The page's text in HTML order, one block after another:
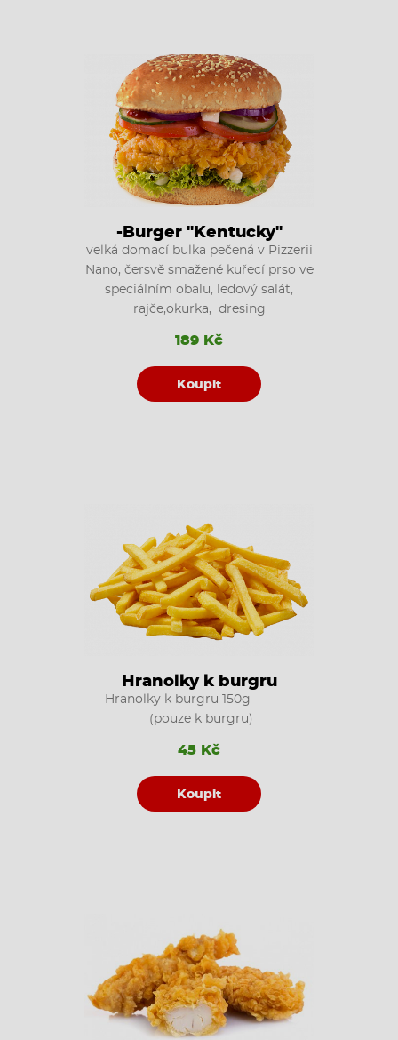
-Burger "Kentucky"
velká domací bulka pečená v Pizzerii
Nano, čersvě smažené kuřecí prso ve
speciálním obalu, ledový salát,
rajče,okurka, dresing
189 Kč
Koupit
Hranolky k burgru
Hranolky k burgru 150g
(pouze k burgru)
45 Kč
Koupit